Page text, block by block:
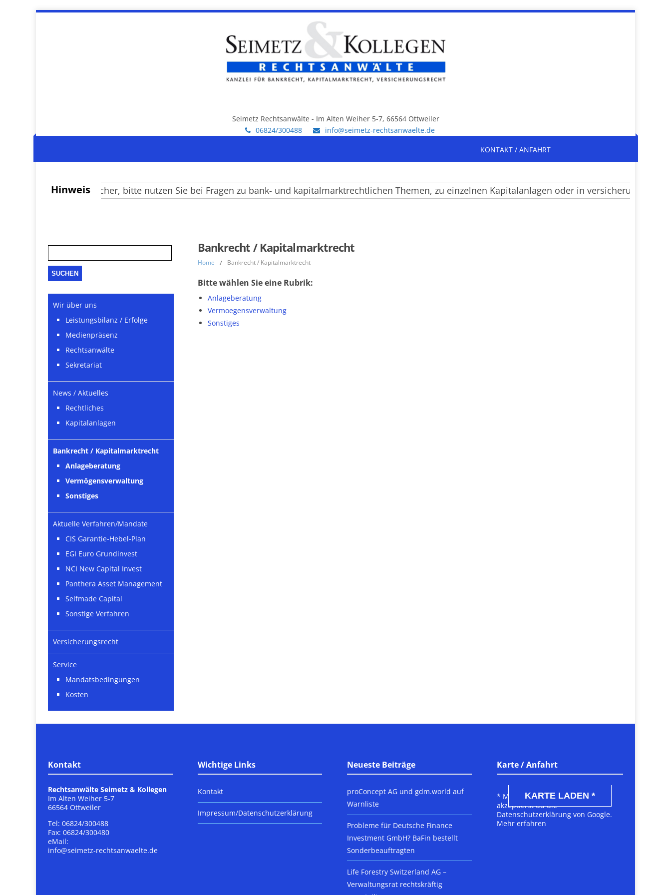
Seimetz Rechtsanwälte - Im Alten Weiher 5-7, 66564 Ottweiler
06824/300488
info@seimetz-rechtsanwaelte.de
KONTAKT / ANFAHRT
Hinweis
Verehrte Besucher, bitte nutzen Sie bei Fragen zu bank- und kapitalmarktrechtlichen Themen, zu einzelnen Kapitalanlagen oder in
Bankrecht / Kapitalmarktrecht
Home / Bankrecht / Kapitalmarktrecht
Bitte wählen Sie eine Rubrik:
Anlageberatung
Vermoegensverwaltung
Sonstiges
nach:
Wir über uns
Leistungsbilanz / Erfolge
Medienpräsenz
Rechtsanwälte
Sekretariat
News / Aktuelles
Rechtliches
Kapitalanlagen
Bankrecht / Kapitalmarktrecht
Anlageberatung
Vermögensverwaltung
Sonstiges
Aktuelle Verfahren/Mandate
CIS Garantie-Hebel-Plan
EGI Euro Grundinvest
NCI New Capital Invest
Panthera Asset Management
Selfmade Capital
Sonstige Verfahren
Versicherungsrecht
Service
Mandatsbedingungen
Kosten
Kontakt
Rechtsanwälte Seimetz & Kollegen
Im Alten Weiher 5-7
66564 Ottweiler
Tel: 06824/300488
Fax: 06824/300480
eMail:
info@seimetz-rechtsanwaelte.de
Wichtige Links
Kontakt
Impressum/Datenschutzerklärung
Neueste Beiträge
proConcept AG und gdm.world auf
Warnliste
Probleme für Deutsche Finance
Investment GmbH? BaFin bestellt
Sonderbeauftragten
Life Forestry Switzerland AG –
Verwaltungsrat rechtskräftig
Karte / Anfahrt
DSGVO MAP
KARTE LADEN *
* Mit dem Laden der Karte
akzeptierst du die
Datenschutzerklärung von Google.
Mehr erfahren